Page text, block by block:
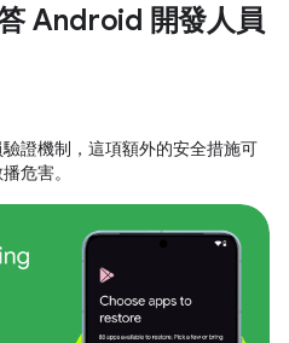
Android 開發人員
證機制，這項額外的安全措施可
危害。